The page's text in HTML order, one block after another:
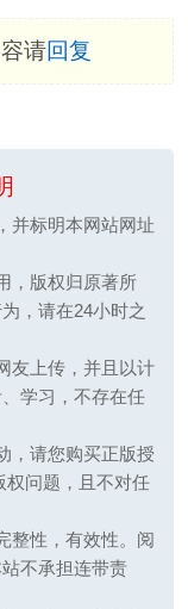
请回复
并标明本网站网址
，版权归原著所
，请在24小时之
友上传，并且以计
学习，不存在任
，请您购买正版授
权问题，且不对任
整性，有效性。阅
不承担连带责